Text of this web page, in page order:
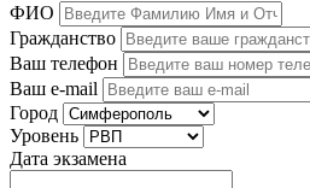
ФИО
Гражданство
Ваш телефон
Ваш e-mail
Город
Уровень
Дата экзамена